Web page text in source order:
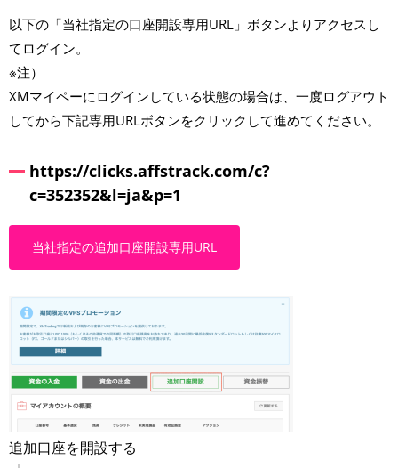
以下の「当社指定の口座開設専用URL」ボタンよりアクセスし
てログイン。
※注）
XMマイペーにログインしている状態の場合は、一度ログアウト
してから下記専用URLボタンをクリックして進めてください。
https://clicks.affstrack.com/c?
c=352352&l=ja&p=1
当社指定の追加口座開設専用URL
追加口座を開設する